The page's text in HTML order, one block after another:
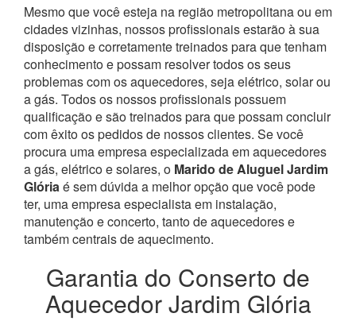
Mesmo que você esteja na região metropolitana ou em
cidades vizinhas, nossos profissionais estarão à sua
disposição e corretamente treinados para que tenham
conhecimento e possam resolver todos os seus
problemas com os aquecedores, seja elétrico, solar ou
a gás. Todos os nossos profissionais possuem
qualificação e são treinados para que possam concluir
com êxito os pedidos de nossos clientes. Se você
procura uma empresa especializada em aquecedores
a gás, elétrico e solares, o Marido de Aluguel Jardim
Glóriaé sem dúvida a melhor opção que você pode
ter, uma empresa especialista em instalação,
manutenção e concerto, tanto de aquecedores e
também centrais de aquecimento.
Garantia do Conserto de
Aquecedor Jardim Glória